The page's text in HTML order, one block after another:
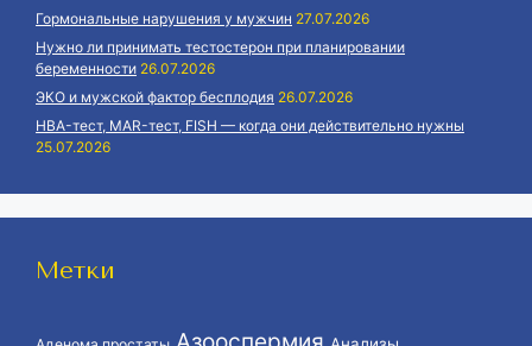
Гормональные нарушения у мужчин 27.07.2026
Нужно ли принимать тестостерон при планировании
беременности 26.07.2026
ЭКО и мужской фактор бесплодия 26.07.2026
HBA-тест, MAR-тест, FISH — когда они действительно нужны
25.07.2026
Метки